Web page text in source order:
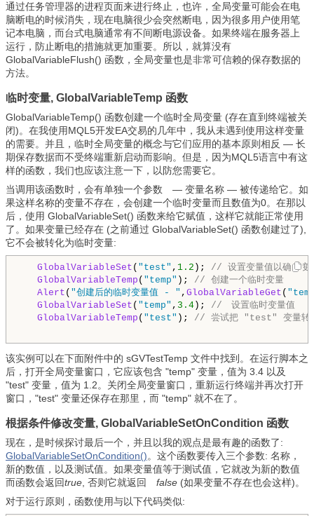
通过任务管理器的进程页面来进行终止，也许，全局变量可能会在电
脑断电的时候消失，现在电脑很少会突然断电，因为很多用户使用笔
记本电脑，而台式电脑通常有不间断电源设备。如果终端在服务器上
运行，防止断电的措施就更加重要。所以，就算没有
GlobalVariableFlush() 函数，全局变量也是非常可信赖的保存数据的
方法。
临时变量, GlobalVariableTemp 函数
GlobalVariableTemp() 函数创建一个临时全局变量 (存在直到终端被关
闭)。在我使用MQL5开发EA交易的几年中，我从未遇到使用这样变量
的需要。并且，临时全局变量的概念与它们应用的基本原则相反 — 长
期保存数据而不受终端重新启动而影响。但是，因为MQL5语言中有这
样的函数，我们也应该注意一下，以防您需要它。
当调用该函数时，会有单独一个参数 — 变量名称 — 被传递给它。如
果这样名称的变量不存在，会创建一个临时变量而且数值为0。在那以
后，使用 GlobalVariableSet() 函数来给它赋值，这样它就能正常使用
了。如果变量已经存在 (之前通过 GlobalVariableSet() 函数创建过了),
它不会被转化为临时变量:
GlobalVariableSet ( "test" , 1.2 ); // 设置变量值以确保变
GlobalVariableTemp ( "temp" ); // 创建一个临时变量
Alert ( "创建后的临时变量值 - " , GlobalVariableGet (
GlobalVariableSet ( "temp" , 3.4 ); //　设置临时变量值
GlobalVariableTemp ( "test" ); // 尝试把 "test" 变量转化
该实例可以在下面附件中的 sGVTestTemp 文件中找到。在运行脚本之
后，打开全局变量窗口，它应该包含 "temp" 变量，值为 3.4 以及
"test" 变量，值为 1.2。关闭全局变量窗口，重新运行终端并再次打开
窗口，"test" 变量还保存在那里，而 "temp" 就不在了。
根据条件修改变量, GlobalVariableSetOnCondition 函数
现在，是时候探讨最后一个，并且以我的观点是最有趣的函数了:
GlobalVariableSetOnCondition()。这个函数要传入三个参数: 名称，
新的数值，以及测试值。如果变量值等于测试值，它就改为新的数值
而函数会返回true, 否则它就返回 false (如果变量不存在也会这样)。
对于运行原则，函数使用与以下代码类似: